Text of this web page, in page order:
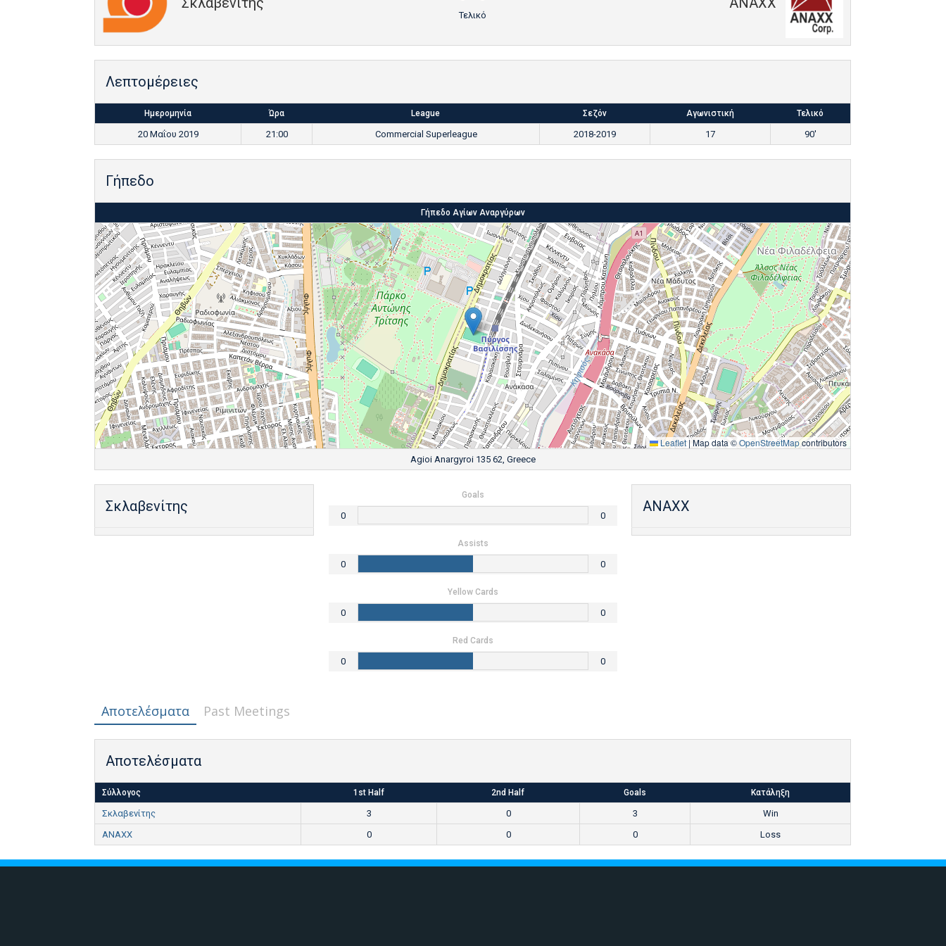
Τελικό
Λεπτομέρειες
Ημερομηνία Ώρα League Σεζόν Αγωνιστική Τελικό
20 Μαΐου 2019 21:00 Commercial Superleague 2018-2019 17 90'
Γήπεδο
Γήπεδο Αγίων Αναργύρων
Leaflet|Map data ©OpenStreetMapcontributors
Agioi Anargyroi 135 62, Greece
Σκλαβενίτης ANAXX
Goals
0 0
Assists
0 0
Yellow Cards
0 0
Red Cards
0 0
Αποτελέσματα Past Meetings
Αποτελέσματα
Σύλλογος 1st Half 2nd Half Goals Κατάληξη
Σκλαβενίτης 3 0 3
Win
ANAXX
0 0 0 Loss